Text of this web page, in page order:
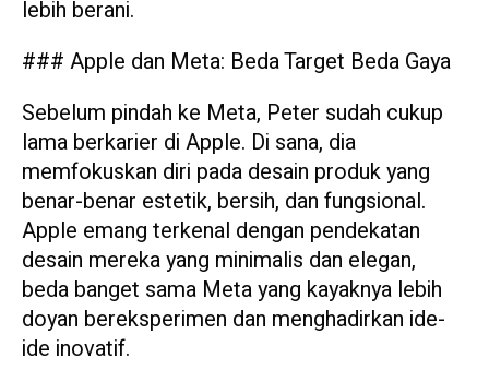
lebih berani.
### Apple dan Meta: Beda Target Beda Gaya
Sebelum pindah ke Meta, Peter sudah cukup
lama berkarier di Apple. Di sana, dia
memfokuskan diri pada desain produk yang
benar-benar estetik, bersih, dan fungsional.
Apple emang terkenal dengan pendekatan
desain mereka yang minimalis dan elegan,
beda banget sama Meta yang kayaknya lebih
doyan bereksperimen dan menghadirkan ide-
ide inovatif.